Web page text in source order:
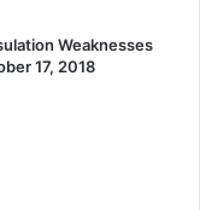
Weaknesses
17, 2018